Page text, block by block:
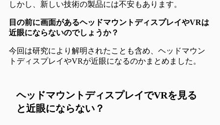
しかし、新しい技術の製品には不安もあります。
目の前に画面があるヘッドマウントディスプレイやVRは
近眼にならないのでしょうか？
今回は研究により解明されたことも含め、ヘッドマウン
トディスプレイやVRが近眼になるのかまとめました。
ヘッドマウントディスプレイでVRを見る
と近眼にならない？